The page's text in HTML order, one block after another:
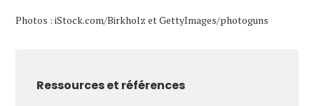
Photos : iStock.com/Birkholz et GettyImages/photoguns
Ressources et références